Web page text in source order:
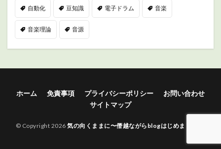
自動化 豆知識 電子ドラム 音楽
音楽理論 音源
ホーム 免責事項 プライバシーポリシー
お問い合わせ
サイトマップ
© Copyright 2026 気の向くままに〜僭越ながらblogはじめました〜